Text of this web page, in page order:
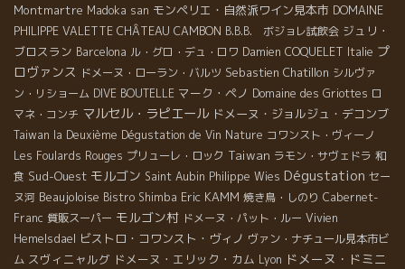
Montmartre Madoka san モンペリエ・自然派ワイン見本市 DOMAINE
PHILIPPE VALETTE CHÂTEAU CAMBON B.B.B. ボジョレ試飲会 ジュリ・
ブロスラン Barcelona ル・グロ・デュ・ロワ Damien COQUELET Italie プ
ロヴァンス ドメーヌ・ローラン・バルツ Sebastien Chatillon シルヴァ
ン・リショーム DIVE BOUTELLE マーク・ペノ Domaine des Griottes ロ
マネ・コンチ マルセル・ラピエール ドメーヌ・ジョルジュ・デコンブ
Taiwan la Deuxième Dégustation de Vin Nature コワンスト・ヴィーノ
Les Foulards Rouges プリューレ・ロック Taiwan ラモン・サヴェドラ 和
食 Sud-Ouest モルゴン Saint Aubin Philippe Wies Dégustation セー
ヌ河 Beaujoloise Bistro Shimba Eric KAMM 焼き鳥・しのり Cabernet-
Franc 質販スーパー モルゴン村 ドメーヌ・パット・ルー Vivien
Hemelsdael ビストロ・コワンスト・ヴィノ ヴァン・ナチュール見本市ビ
ム スヴィニャルグ ドメーヌ・エリック・カム Lyon ドメーヌ・ドミニ